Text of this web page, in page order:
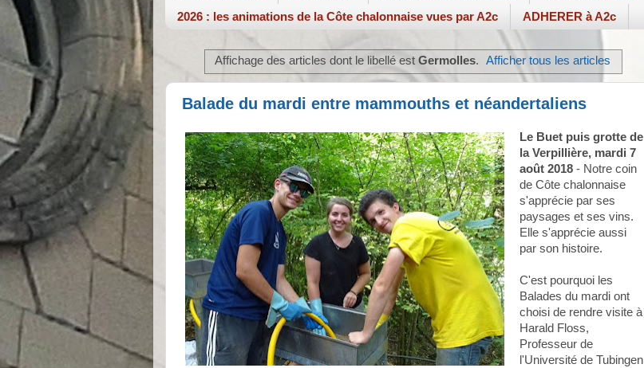
2026 : les animations de la Côte chalonnaise vues par A2c
ADHERER à A2c
Affichage des articles dont le libellé est Germolles. Afficher tous les articles
Balade du mardi entre mammouths et néandertaliens
Le Buet puis grotte de
la Verpillière, mardi 7
août 2018- Notre coin
de Côte chalonnaise
s'apprécie par ses
paysages et ses vins.
Elle s'apprécie aussi
par son histoire.
C'est pourquoi les
Balades du mardi ont
choisi de rendre visite à
Harald Floss,
Professeur de
l'Université de Tubingen